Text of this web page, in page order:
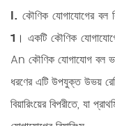
I. কৌণিক যোগাযোগের বল
1। একটি কৌণিক
An কৌণিক যোগাযোগ বল
ধরণের এটি উপযুক্তউভয়
বিয়ারিংয়ের বিপরীতে, যা